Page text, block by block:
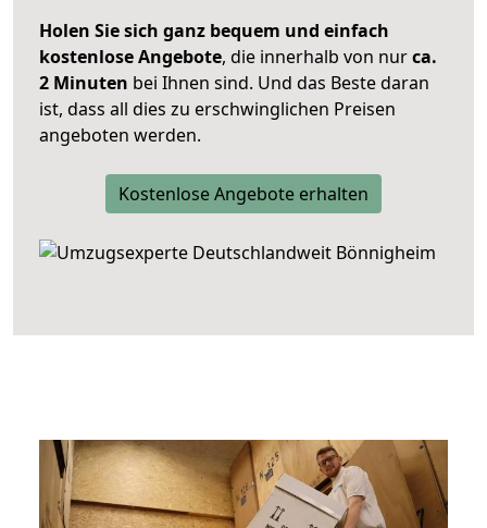
Holen Sie sich ganz bequem und einfach
kostenlose Angebote, die innerhalb von nurca.
2 Minuten bei Ihnen sind. Und das Beste daran
ist, dass all dies zu erschwinglichen Preisen
angeboten werden.
Kostenlose Angebote erhalten